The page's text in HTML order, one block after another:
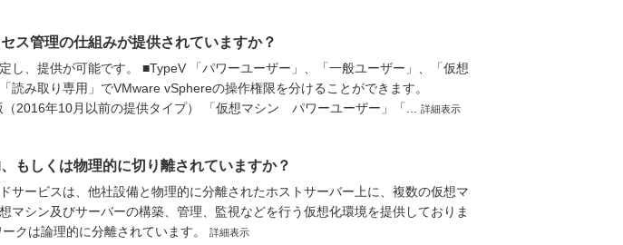
ス管理の仕組みが提供されていますか？
し、提供が可能です。 ■TypeV 「パワーユーザー」、「一般ユーザー」、「仮想
読み取り専用」でVMware vSphereの操作権限を分けることができます。
2016年10月以前の提供タイプ） 「仮想マシン パワーユーザー」「... 詳細表示
もしくは物理的に切り離されていますか？
サービスは、他社設備と物理的に分離されたホストサーバー上に、複数の仮想マ
マシン及びサーバーの構築、管理、監視などを行う仮想化環境を提供しておりま
クは論理的に分離されています。
詳細表示